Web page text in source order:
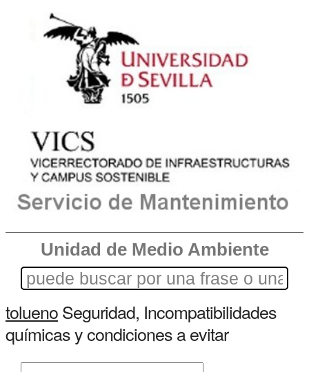
Unidad de Medio Ambiente
toluenoSeguridad, Incompatibilidades
químicas y condiciones a evitar